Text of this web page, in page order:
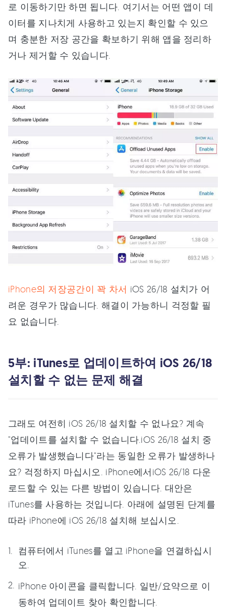
로 이동하기만 하면 됩니다. 여기서는 어떤 앱이 데
이터를 지나치게 사용하고 있는지 확인할 수 있으
며 충분한 저장 공간을 확보하기 위해 앱을 정리하
거나 제거할 수 있습니다.
iPhone의 저장공간이 꽉 차서 iOS 26/18 설치가 어
려운 경우가 많습니다. 해결이 가능하니 걱정할 필
요 없습니다.
5부: iTunes로 업데이트하여 iOS 26/18
설치할 수 없는 문제 해결
그래도 여전히 iOS 26/18 설치할 수 없나요? 계속
"업데이트를 설치할 수 없습니다.iOS 26/18 설치 중
오류가 발생했습니다"라는 동일한 오류가 발생하나
요? 걱정하지 마십시오. iPhone에서iOS 26/18 다운
로드할 수 있는 다른 방법이 있습니다. 대안은
iTunes를 사용하는 것입니다. 아래에 설명된 단계를
따라 iPhone에 iOS 26/18 설치해 보십시오.
컴퓨터에서 iTunes를 열고 iPhone을 연결하십시
오.
iPhone 아이콘을 클릭합니다. 일반/요약으로 이
동하여 업데이트 찾아 확인합니다.